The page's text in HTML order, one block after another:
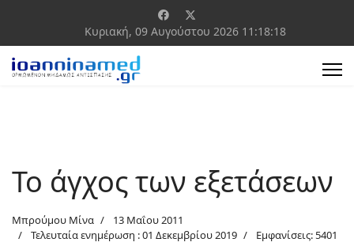
Κυριακή, 09 Αυγούστου 2026 11:18:18
Το άγχος των εξετάσεων
Μπρούμου Μίνα
13 Μαΐου 2011
Τελευταία ενημέρωση : 01 Δεκεμβρίου 2019
Εμφανίσεις: 5401